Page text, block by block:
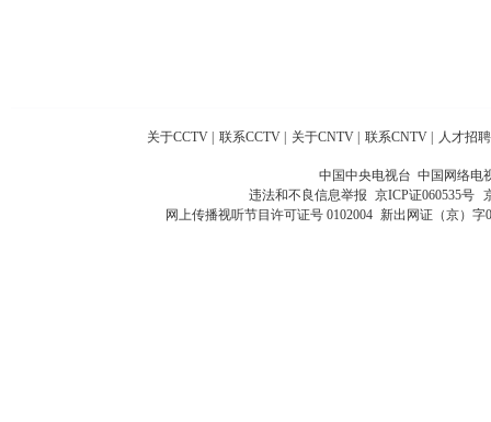
关于CCTV 联系CCTV 关于CNTV 联系CNTV 人才招聘
中国中央电视台 中国网络电
违法和不良信息举报 京ICP证060535号
网上传播视听节目许可证号 0102004 新出网证（京）